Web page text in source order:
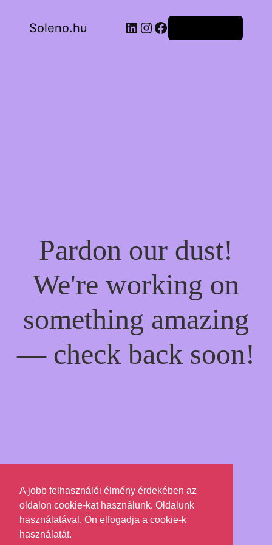
Soleno.hu LinkedIn
Instagram
Facebook
Pardon our dust!
We're working on
something amazing
— check back soon!
A jobb felhasználói élmény érdekében az
oldalon cookie-kat használunk. Oldalunk
használatával, Ön elfogadja a cookie-k
használatát.